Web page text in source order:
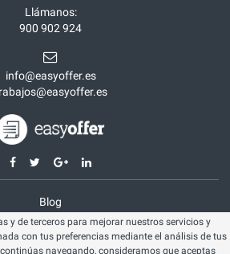
Llámanos:
900 902 924
info@easyoffer.es
Blog
Opiniones
Aviso legal
y de terceros para mejorar nuestros servicios y
con tus preferencias mediante el análisis de tus
navegando, consideramos que aceptas